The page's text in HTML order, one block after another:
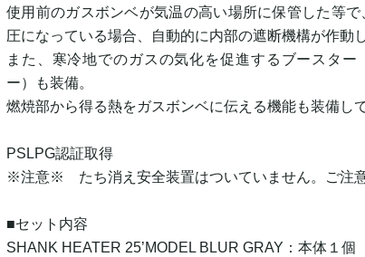
使用前のガスボンベが気温の高い場所に保管した等で
圧になっている場合、自動的に内部の遮断機構が作動
また、寒冷地でのガスの気化を促進するブースター
ー）も装備。
燃焼部から得る熱をガスボンベに伝える機能も装備し
PSLPG認証取得
※注意※ たち消え安全装置はついていません。ご注意
■セット内容
SHANK HEATER 25’MODEL BLUR GRAY：本体１個